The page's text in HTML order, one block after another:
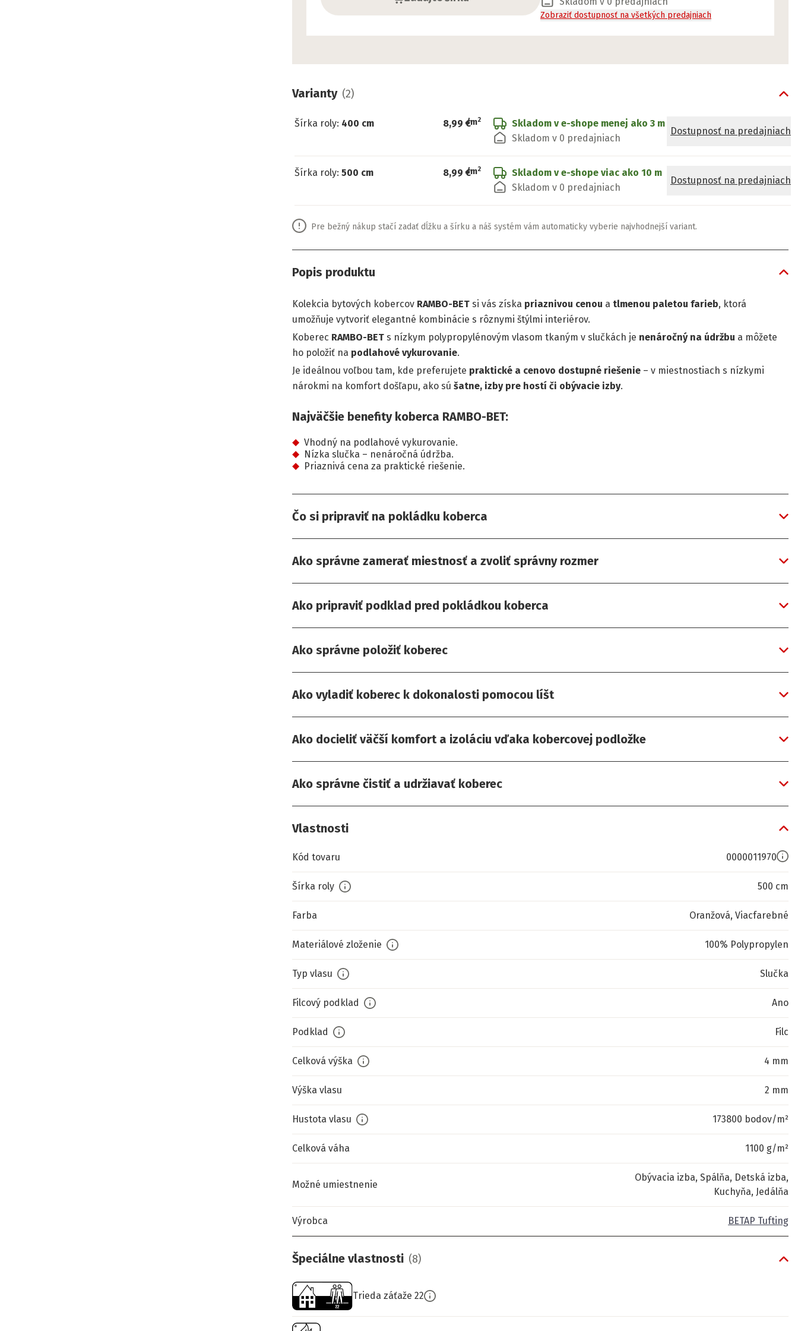
Zobraziť dostupnosť na všetkých predajniach
Varianty (2)
Šírka roly: 400 cm 8,99 €
/m2 Skladom v e-shope menej ako 3 m
Skladom v 0 predajniach
Dostupnosť na predajniach
Šírka roly: 500 cm 8,99 €
/m2 Skladom v e-shope viac ako 10 m
Skladom v 0 predajniach
Dostupnosť na predajniach
Pre bežný nákup stačí zadať dĺžku a šírku a náš systém vám automaticky vyberie najvhodnejší variant.
Popis produktu
Kolekcia bytových kobercov RAMBO-BET si vás získa priaznivou cenou a tlmenou paletou farieb, ktorá
umožňuje vytvoriť elegantné kombinácie s rôznymi štýlmi interiérov.
Koberec RAMBO-BET s nízkym polypropylénovým vlasom tkaným v slučkách je nenáročný na údržbu a môžete
ho položiť na podlahové vykurovanie.
Je ideálnou voľbou tam, kde preferujete praktické a cenovo dostupné riešenie – v miestnostiach s nízkymi
nárokmi na komfort došľapu, ako sú šatne, izby pre hostí či obývacie izby.
Najväčšie benefity koberca RAMBO-BET:
Vhodný na podlahové vykurovanie.
Nízka slučka – nenáročná údržba.
Priaznivá cena za praktické riešenie.
Čo si pripraviť na pokládku koberca
Ako správne zamerať miestnosť a zvoliť správny rozmer
Ako pripraviť podklad pred pokládkou koberca
Ako správne položiť koberec
Ako vyladiť koberec k dokonalosti pomocou líšt
Ako docieliť väčší komfort a izoláciu vďaka kobercovej podložke
Ako správne čistiť a udržiavať koberec
Vlastnosti
Kód tovaru 0000011970
Šírka roly 500 cm
Farba Oranžová, Viacfarebné
Materiálové zloženie 100% Polypropylen
Typ vlasu Slučka
Filcový podklad Ano
Podklad Filc
Celková výška 4 mm
Výška vlasu 2 mm
Hustota vlasu 173800 bodov/m²
Celková váha 1100 g/m²
Možné umiestnenie
Obývacia izba, Spálňa, Detská izba,
Kuchyňa, Jedálňa
Výrobca BETAP Tufting
Špeciálne vlastnosti (8)
Trieda záťaže 22